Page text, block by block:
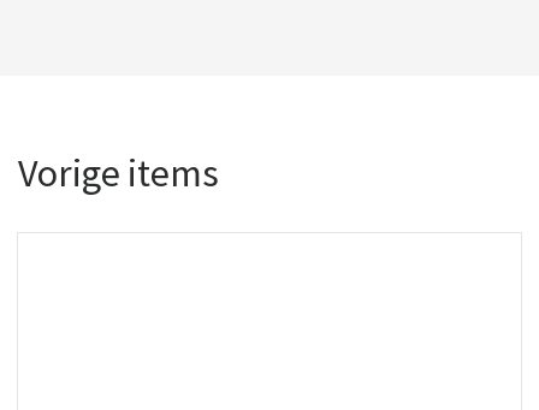
Vorige items